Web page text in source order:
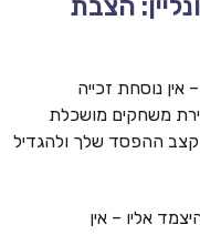
הצבת
מכונות מזל הן משחקי מזל מבוססי RNG – אין נוסחת זכייה
משחקים מושכלת
קצב ההפסד שלך ולהגדיל
אליו – אין